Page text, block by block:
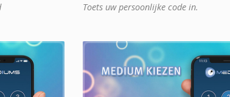
Toets uw persoonlijke code in.